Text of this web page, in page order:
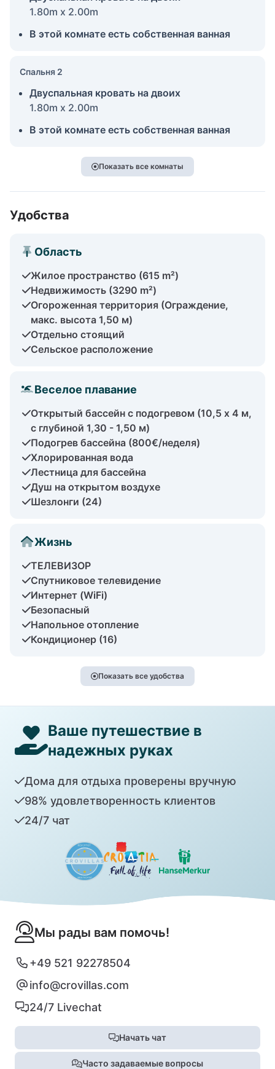
1.80m x 2.00m
В этой комнате есть собственная ванная
Спальня 2
Двуспальная кровать на двоих
1.80m x 2.00m
В этой комнате есть собственная ванная
Показать все комнаты
Удобства
Область
Жилое пространство (615 m²)
Недвижимость (3290 m²)
Огороженная территория (Ограждение,
макс. высота 1,50 м)
Отдельно стоящий
Сельское расположение
Веселое плавание
Открытый бассейн с подогревом (10,5 x 4 м,
с глубиной 1,30 - 1,50 м)
Подогрев бассейна (800€/неделя)
Хлорированная вода
Лестница для бассейна
Душ на открытом воздухе
Шезлонги (24)
Жизнь
ТЕЛЕВИЗОР
Спутниковое телевидение
Интернет (WiFi)
Безопасный
Напольное отопление
Кондиционер (16)
Показать все удобства
Ваше путешествие в
надежных руках
Дома для отдыха проверены вручную
98% удовлетворенность клиентов
24/7 чат
Мы рады вам помочь!
+49 521 92278504
info@crovillas.com
24/7 Livechat
Начать чат
Часто задаваемые вопросы